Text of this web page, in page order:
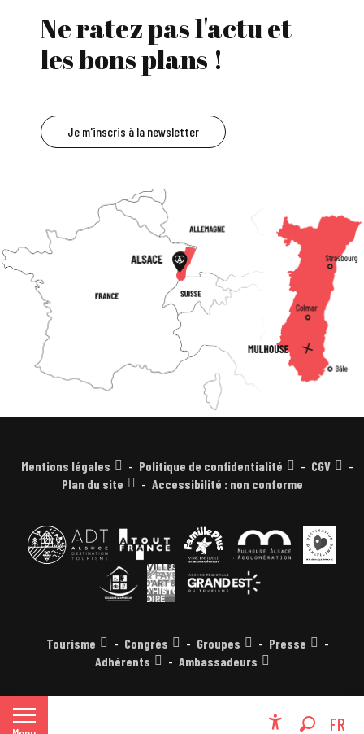
FR
EN
Ne ratez pas l'actu et
les bons plans !
Je m'inscris à la newsletter
Mentions légales Politique de confidentialité
CGV
Plan du site
Accessibilité : non conforme
Tourisme Congrès Groupes
Presse
Adhérents
Ambassadeurs